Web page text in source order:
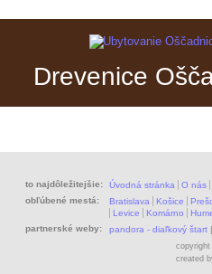
Drevenice
to najdôležitejšie: Úvodná stránka O nás
obľúbené mestá:
Bratislava Košice
Levice
Komárno
partnerské weby:
pandora - diaľkový štart |
created